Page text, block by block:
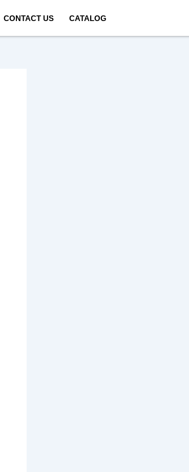
CONTACT US CATALOG